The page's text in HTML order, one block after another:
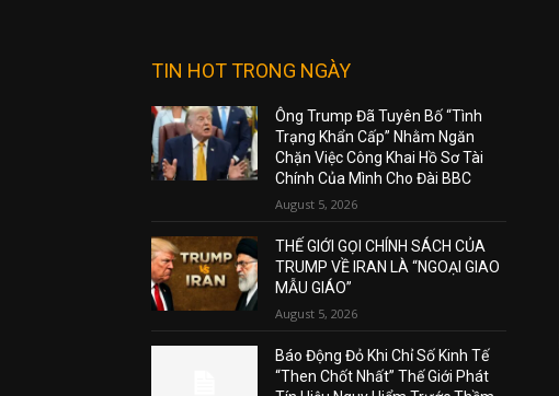
TIN HOT TRONG NGÀY
Ông Trump Đã Tuyên Bố “Tình
Trạng Khẩn Cấp” Nhằm Ngăn
Chặn Việc Công Khai Hồ Sơ Tài
Chính Của Mình Cho Đài BBC
August 5, 2026
THẾ GIỚI GỌI CHÍNH SÁCH CỦA
TRUMP VỀ IRAN LÀ “NGOẠI GIAO
MẪU GIÁO”
August 5, 2026
Báo Động Đỏ Khi Chỉ Số Kinh Tế
“Then Chốt Nhất” Thế Giới Phát